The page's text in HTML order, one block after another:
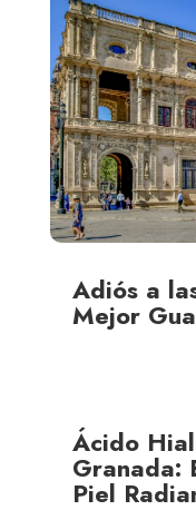
Adiós a
Mejor
Ácido
Granada:
Piel